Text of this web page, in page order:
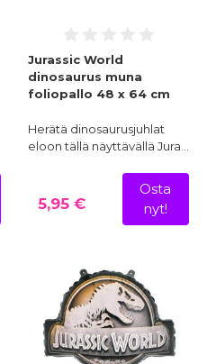
Jurassic World
dinosaurus muna
foliopallo 48 x 64 cm
Herätä dinosaurusjuhlat
eloon tällä näyttävällä Jura…
5,95 €
Osta
nyt!